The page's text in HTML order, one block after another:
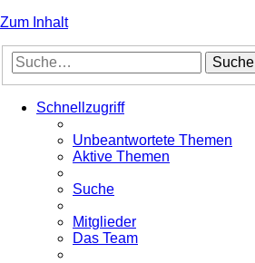
Zum Inhalt
Suche
Schnellzugriff
Unbeantwortete Themen
Aktive Themen
Suche
Mitglieder
Das Team